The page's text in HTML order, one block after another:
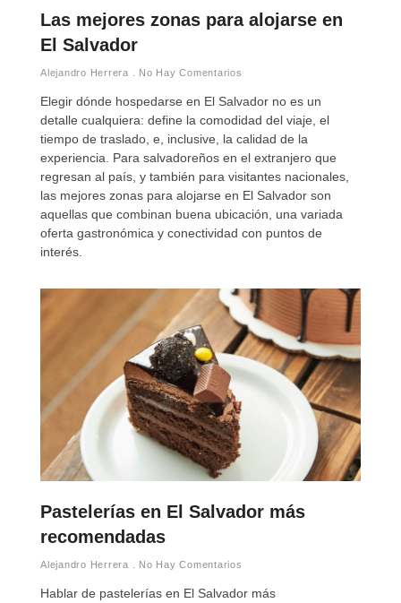
Las mejores zonas para alojarse en
El Salvador
Alejandro Herrera No Hay Comentarios
Elegir dónde hospedarse en El Salvador no es un
detalle cualquiera: define la comodidad del viaje, el
tiempo de traslado, e, inclusive, la calidad de la
experiencia. Para salvadoreños en el extranjero que
regresan al país, y también para visitantes nacionales,
las mejores zonas para alojarse en El Salvador son
aquellas que combinan buena ubicación, una variada
oferta gastronómica y conectividad con puntos de
interés.
Pastelerías en El Salvador más
recomendadas
Alejandro Herrera No Hay Comentarios
Hablar de pastelerías en El Salvador más